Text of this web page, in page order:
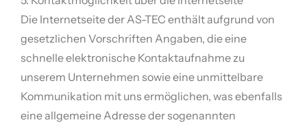
Die Internetseite der AS-TEC enthält aufgrund von
gesetzlichen Vorschriften Angaben, die eine
schnelle elektronische Kontaktaufnahme zu
unserem Unternehmen sowie eine unmittelbare
Kommunikation mit uns ermöglichen, was ebenfalls
eine allgemeine Adresse der sogenannten